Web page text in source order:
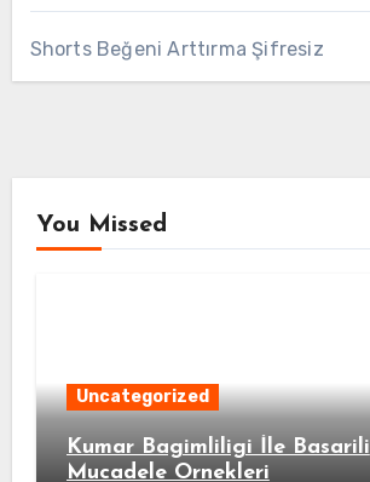
Shorts Beğeni Arttırma Şifresiz
You Missed
Uncategorized
Kumar Bagimliligi İle Basarili
Mucadele Ornekleri